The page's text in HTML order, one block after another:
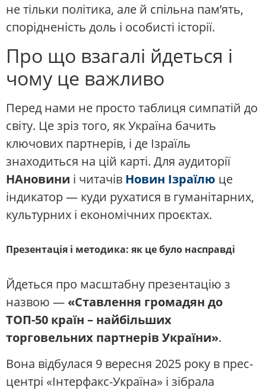
не тільки політика, але й спільна пам’ять,
спорідненість доль і особисті історії.
Про що взагалі йдеться і
чому це важливо
Перед нами не просто таблиця симпатій до
світу. Це зріз того, як Україна бачить
ключових партнерів, і де Ізраїль
знаходиться на цій карті. Для аудиторії
НАновини і читачів Новин Ізраїлю це
індикатор — куди рухатися в гуманітарних,
культурних і економічних проєктах.
Презентація і методика: як це було насправді
Йдеться про масштабну презентацію з
назвою — «Ставлення громадян до
ТОП-50 країн – найбільших
торговельних партнерів України».
Вона відбулася 9 вересня 2025 року в прес-
центрі «Інтерфакс-Україна» і зібрала